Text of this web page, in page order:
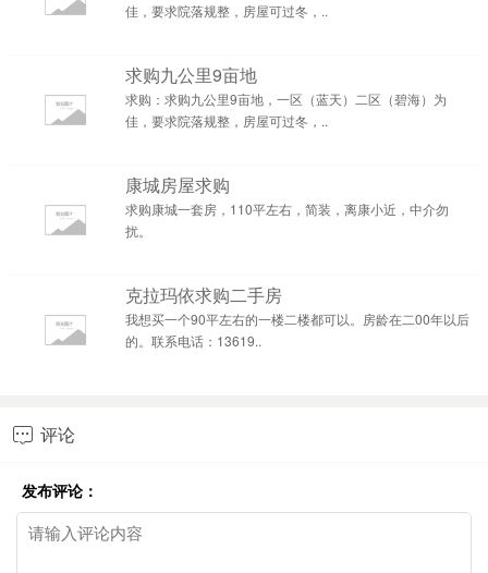
佳，要求院落规整，房屋可过冬，..
求购九公里9亩地
求购：求购九公里9亩地，一区（蓝天）二区（碧海）为
佳，要求院落规整，房屋可过冬，..
康城房屋求购
求购康城一套房，110平左右，简装，离康小近，中介勿
扰。
克拉玛依求购二手房
我想买一个90平左右的一楼二楼都可以。房龄在二00年以后
的。联系电话：13619..
 评论
发布评论：